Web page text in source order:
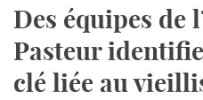
Des équipes de
Pasteur
clé liée au